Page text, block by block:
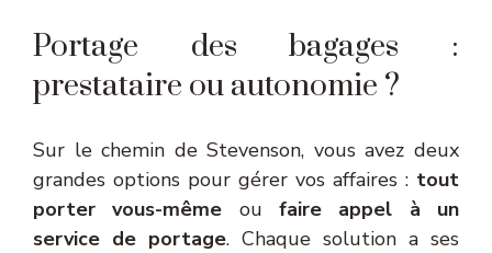
Portage des bagages :
prestataire ou autonomie ?
Sur le chemin de Stevenson, vous avez deux
grandes options pour gérer vos affaires : tout
porter vous-même oufaire appel à un
service de portage. Chaque solution a ses